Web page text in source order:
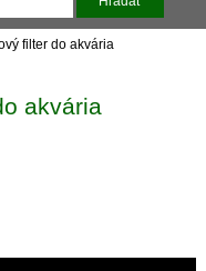
filter do akvária
akvária